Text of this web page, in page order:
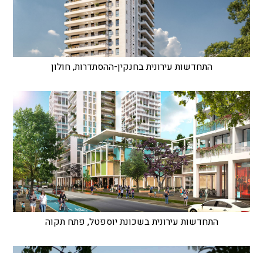
התחדשות עירונית בחנקין-ההסתדרות, חולון
התחדשות עירונית בשכונת יוספטל, פתח תקוה